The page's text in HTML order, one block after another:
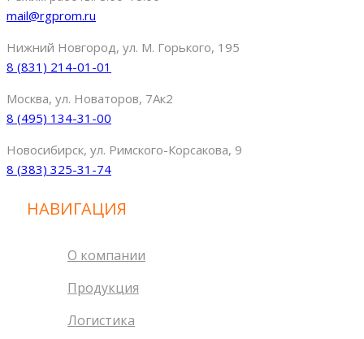
mail@rgprom.ru
Нижний Новгород, ул. М. Горького, 195
8 (831) 214-01-01
Москва, ул. Новаторов, 7Ак2
8 (495) 134-31-00
Новосибирск, ул. Римского-Корсакова, 9
8 (383) 325-31-74
НАВИГАЦИЯ
О компании
Продукция
Логистика